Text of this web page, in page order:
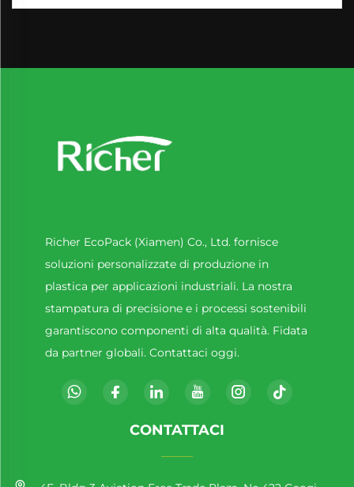
Richer EcoPack (Xiamen) Co., Ltd. fornisce
soluzioni personalizzate di produzione in
plastica per applicazioni industriali. La nostra
stampatura di precisione e i processi sostenibili
garantiscono componenti di alta qualità. Fidata
da partner globali. Contattaci oggi.
CONTATTACI